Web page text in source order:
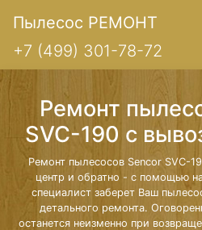
Пылесос РЕМОНТ
+7 (499) 301-78-72
Ремонт
SVC-190 с
Ремонт пылесосов Sencor SVC-
центр и обратно - с помощью
специалист заберет Ваш
детального ремонта.
останется неизменно при